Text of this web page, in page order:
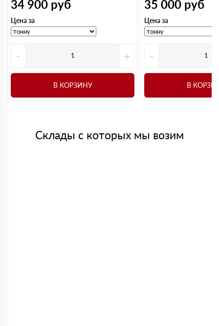
34 900 руб
Цена за
- +
В КОРЗИНУ
35 000 руб
Цена за
-
В
Склады с которых мы возим